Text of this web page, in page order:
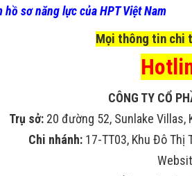
hồ sơ năng lực của HPT Việt Nam
Mọi thông tin chi
CÔNG TY CỔ
Trụ sở: 20 đường 52, Sunlake Villas,
Chi nhánh:17-TT03, Khu Đô Thị